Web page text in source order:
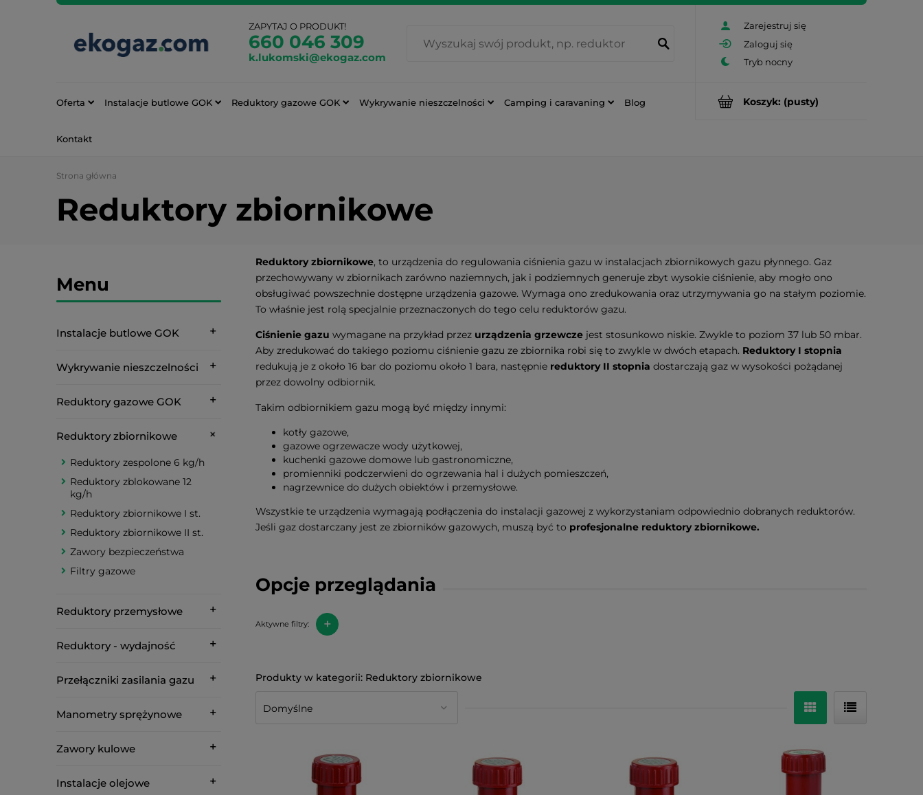
Zarejestruj się
Zaloguj się
ZAPYTAJ O PRODUKT!
660 046 309
k.lukomski@ekogaz.com
Koszyk: (pusty)
Oferta Instalacje butlowe GOK Reduktory gazowe GOK Wykrywanie nieszczelności Camping i caravaning Blog
Kontakt
Strona główna
Reduktory zbiornikowe
Menu
Instalacje butlowe GOK
Wykrywanie nieszczelności
Reduktory gazowe GOK
Reduktory zbiornikowe
Reduktory zespolone 6 kg/h
Reduktory zblokowane 12
kg/h
Reduktory zbiornikowe I st.
Reduktory zbiornikowe II st.
Zawory bezpieczeństwa
Filtry gazowe
Reduktory przemysłowe
Reduktory - wydajność
Przełączniki zasilania gazu
Manometry sprężynowe
Zawory kulowe
Instalacje olejowe
Opcje przeglądania
Aktywne filtry: +
Reduktory zbiornikowe, to urządzenia do regulowania ciśnienia gazu w instalacjach zbiornikowych gazu płynnego. Gaz
przechowywany w zbiornikach zarówno naziemnych, jak i podziemnych generuje zbyt wysokie ciśnienie, aby mogło ono
obsługiwać powszechnie dostępne urządzenia gazowe. Wymaga ono zredukowania oraz utrzymywania go na stałym poziomie.
To właśnie jest rolą specjalnie przeznaczonych do tego celu reduktorów gazu.
Ciśnienie gazu wymagane na przykład przez urządzenia grzewcze jest stosunkowo niskie. Zwykle to poziom 37 lub 50 mbar.
Aby zredukować do takiego poziomu ciśnienie gazu ze zbiornika robi się to zwykle w dwóch etapach. Reduktory I stopnia
redukują je z około 16 bar do poziomu około 1 bara, następnie reduktory II stopnia dostarczają gaz w wysokości pożądanej
przez dowolny odbiornik.
Takim odbiornikiem gazu mogą być między innymi:
kotły gazowe,
gazowe ogrzewacze wody użytkowej,
kuchenki gazowe domowe lub gastronomiczne,
promienniki podczerwieni do ogrzewania hal i dużych pomieszczeń,
nagrzewnice do dużych obiektów i przemysłowe.
Wszystkie te urządzenia wymagają podłączenia do instalacji gazowej z wykorzystaniam odpowiednio dobranych reduktorów.
Jeśli gaz dostarczany jest ze zbiorników gazowych, muszą być to profesjonalne reduktory zbiornikowe.
Reduktory zbiornikowe